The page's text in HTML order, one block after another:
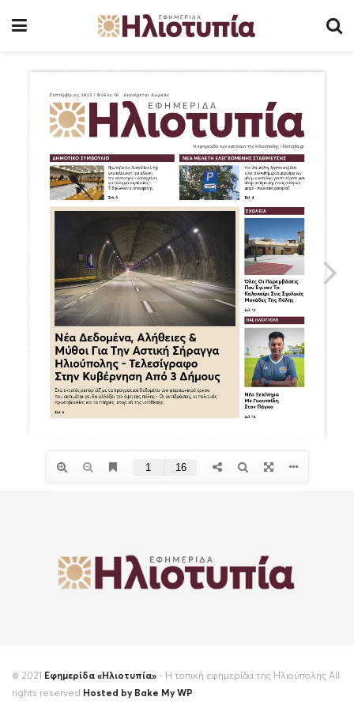
© 2021 Εφημερίδα «Ηλιοτυπία» - Η τοπική εφημερίδα της Ηλιούπολης All
rights reserved Hosted by Bake My WP